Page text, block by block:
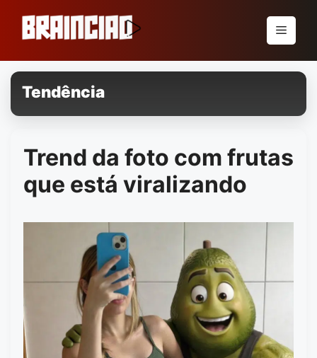
conteúdo
Menu
Tendência
Trend da foto com frutas
que está viralizando